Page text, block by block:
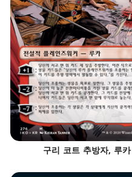
구리 코트 추방자, 루카